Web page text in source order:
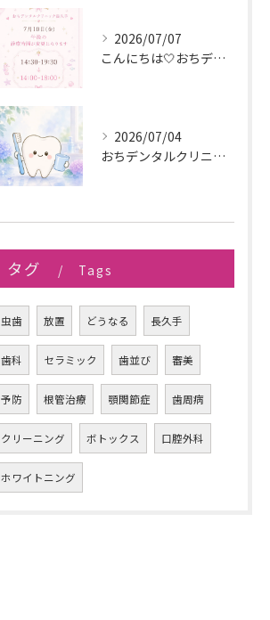
2026/07/07
こんにちは🤍おちデンタルクリニック長久手です🪥
2026/07/04
おちデンタルクリニック長久手です。
タグ Tags
虫歯 放置 どうなる 長久手
歯科 セラミック 歯並び 審美
予防 根管治療 顎関節症 歯周病
クリーニング ボトックス 口腔外科
ホワイトニング